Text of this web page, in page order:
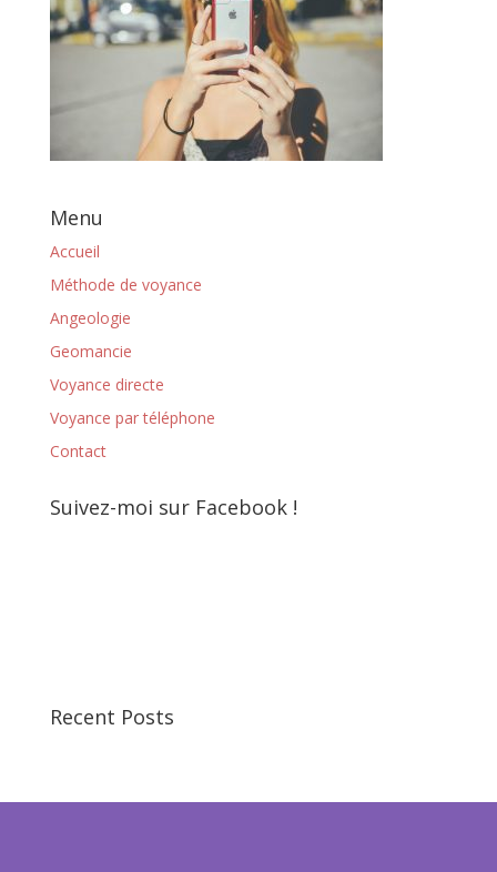
Menu
Accueil
Méthode de voyance
Angeologie
Geomancie
Voyance directe
Voyance par téléphone
Contact
Suivez-moi sur Facebook !
Recent Posts